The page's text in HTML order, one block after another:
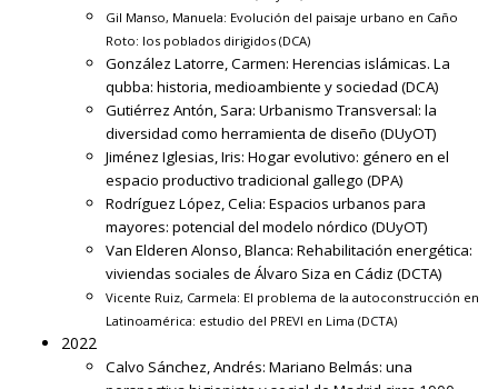
Gil Manso, Manuela: Evolución del paisaje urbano en Caño
Roto: los poblados dirigidos (DCA)
González Latorre, Carmen: Herencias islámicas. La
qubba: historia, medioambiente y sociedad (DCA)
Gutiérrez Antón, Sara: Urbanismo Transversal: la
diversidad como herramienta de diseño (DUyOT)
Jiménez Iglesias, Iris: Hogar evolutivo: género en el
espacio productivo tradicional gallego (DPA)
Rodríguez López, Celia: Espacios urbanos para
mayores: potencial del modelo nórdico (DUyOT)
Van Elderen Alonso, Blanca: Rehabilitación energética:
viviendas sociales de Álvaro Siza en Cádiz (DCTA)
Vicente Ruiz, Carmela: El problema de la autoconstrucción en
Latinoamérica: estudio del PREVI en Lima (DCTA)
2022
Calvo Sánchez, Andrés: Mariano Belmás: una